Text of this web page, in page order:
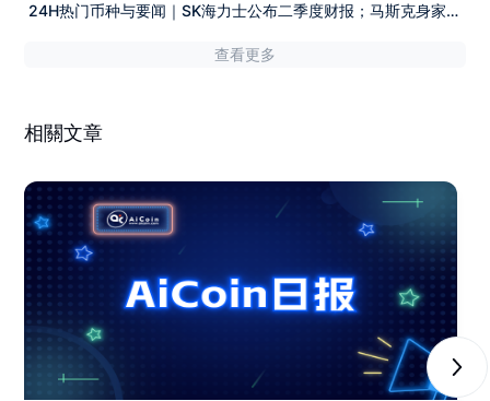
24H热门币种与要闻｜SK海力士公布二季度财报；马斯克身家近
查看更多
相關文章